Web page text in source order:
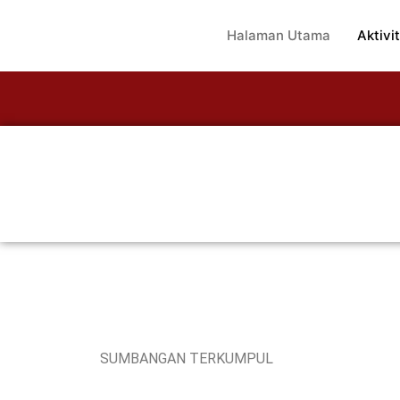
Halaman Utama
SUMBANGAN TERKUMPUL